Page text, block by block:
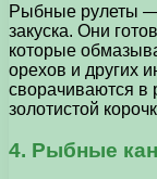
Рыбные рулеты —
закуска. Они
которые
орехов и других
сворачиваются в
золотистой
4. Рыбные